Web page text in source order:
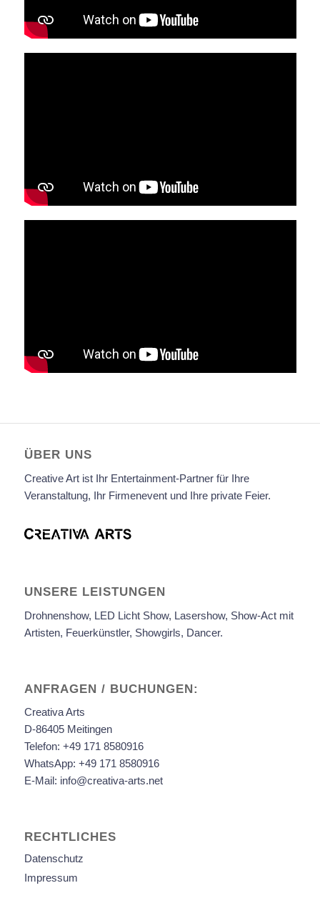
ÜBER UNS
Creative Art ist Ihr Entertainment-Partner für Ihre
Veranstaltung, Ihr Firmenevent und Ihre private Feier.
UNSERE LEISTUNGEN
Drohnenshow, LED Licht Show, Lasershow, Show-Act mit
Artisten, Feuerkünstler, Showgirls, Dancer.
ANFRAGEN / BUCHUNGEN:
Creativa Arts
D-86405 Meitingen
Telefon: +49 171 8580916
WhatsApp: +49 171 8580916
E-Mail: info@creativa-arts.net
RECHTLICHES
Datenschutz
Impressum